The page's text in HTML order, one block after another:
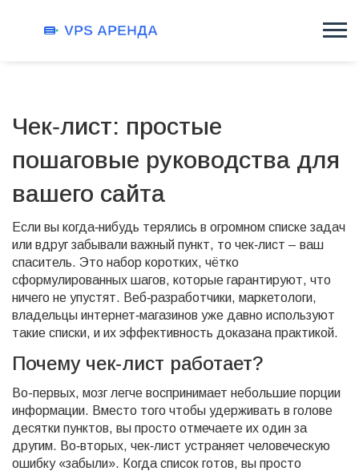
Чек‑лист: простые
пошаговые руководства для
вашего сайта
Если вы когда‑нибудь терялись в огромном списке задач
или вдруг забывали важный пункт, то чек‑лист – ваш
спаситель. Это набор коротких, чётко
сформулированных шагов, которые гарантируют, что
ничего не упустят. Веб‑разработчики, маркетологи,
владельцы интернет‑магазинов уже давно используют
такие списки, и их эффективность доказана практикой.
Почему чек‑лист работает?
Во-первых, мозг легче воспринимает небольшие порции
информации. Вместо того чтобы удерживать в голове
десятки пунктов, вы просто отмечаете их один за
другим. Во‑вторых, чек‑лист устраняет человеческую
ошибку «забыли». Когда список готов, вы просто